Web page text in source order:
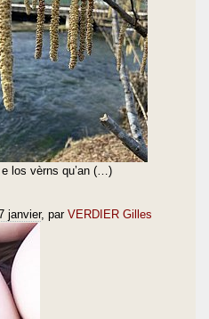
los vèrns qu’an (…)
janvier, par VERDIER Gilles